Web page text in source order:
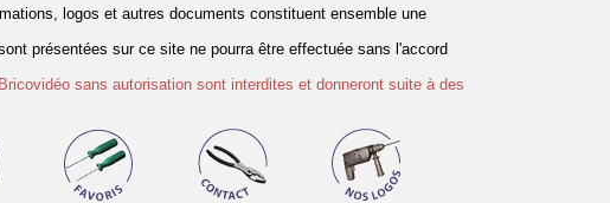
logos et autres documents constituent ensemble une
présentées sur ce site ne pourra être effectuée sans l'accord
sans autorisation sont interdites et donneront suite à des